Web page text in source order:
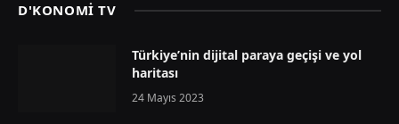
D'KONOMİ TV
Türkiye’nin dijital paraya geçişi ve yol
haritası
24 Mayıs 2023